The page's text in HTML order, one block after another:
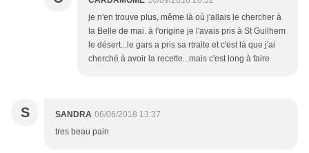
je n'en trouve plus, même là où j'allais le chercher à
la Belle de mai. à l'origine je l'avais pris à St Guilhem
le désert...le gars a pris sa rtraite et c'est là que j'ai
cherché à avoir la recette...mais c'est long à faire
S SANDRA 06/06/2018 13:37
tres beau pain